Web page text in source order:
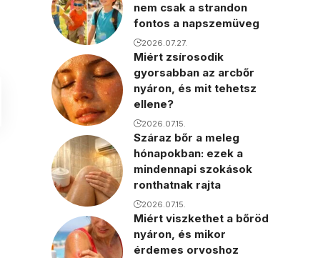
nem csak a strandon
fontos a napszemüveg
2026.07.27.
Miért zsírosodik
gyorsabban az arcbőr
nyáron, és mit tehetsz
ellene?
2026.07.15.
Száraz bőr a meleg
hónapokban: ezek a
mindennapi szokások
ronthatnak rajta
2026.07.15.
Miért viszkethet a bőröd
nyáron, és mikor
érdemes orvoshoz